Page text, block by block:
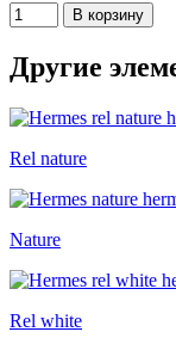
Другие
Rel nature
Nature
Rel white